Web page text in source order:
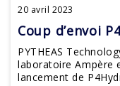
20 avril 2023
Coup d’envoi
PYTHEAS
laboratoire Ampère
lancement de